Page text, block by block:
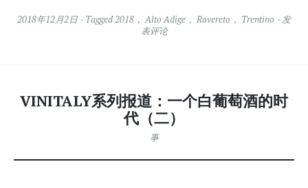
2018年12月2日 Tagged2018 ，Alto Adige ， Rovereto ， Trentino
发
表评论
VINITALY系列报道：一个白葡萄酒的时
代（二）
事